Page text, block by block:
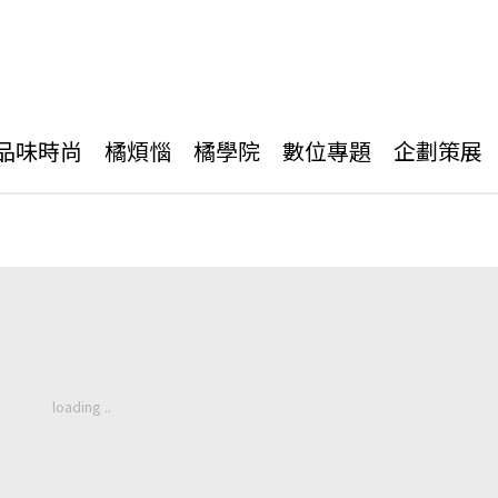
味時尚 橘煩惱 橘學院 數位專題 企劃策展